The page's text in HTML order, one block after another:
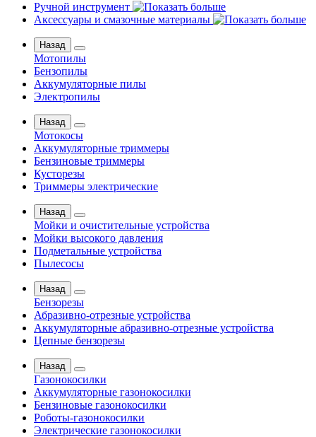
Ручной инструмент
Аксессуары и смазочные материалы
Назад
Мотопилы
Бензопилы
Аккумуляторные пилы
Электропилы
Назад
Мотокосы
Аккумуляторные триммеры
Бензиновые триммеры
Кусторезы
Триммеры электрические
Назад
Мойки и очистительные устройства
Мойки высокого давления
Подметальные устройства
Пылесосы
Назад
Бензорезы
Абразивно-отрезные устройства
Аккумуляторные абразивно-отрезные устройства
Цепные бензорезы
Назад
Газонокосилки
Аккумуляторные газонокосилки
Бензиновые газонокосилки
Роботы-газонокосилки
Электрические газонокосилки